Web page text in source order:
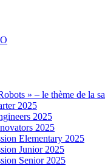
» – le thème de la
2025
2025
2025
Elementary 2025
Junior 2025
Senior 2025